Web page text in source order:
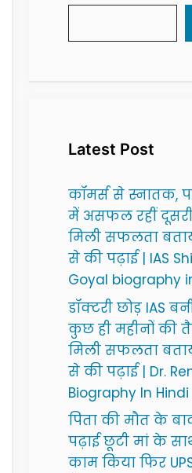
Latest Post
कॉमर्स से स्नातक,
में असफल रहीं
मिली सफलता
से की पढ़ाई | IAS
Goyal biography
डॉक्टरी छोड़ IAS
कुछ ही महीनों की
मिली सफलता
से की पढ़ाई | Dr.
Biography In Hindi
पिता की मौत के
पढ़ाई छूटी मां के
काम किया फिर